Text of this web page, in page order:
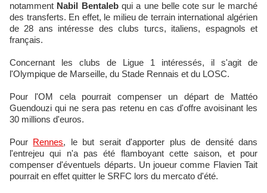
notamment Nabil Bentalebqui a une belle cote sur le marché
des transferts. En effet, le milieu de terrain international algérien
de 28 ans intéresse des clubs turcs, italiens, espagnols et
français.
Concernant les clubs de Ligue 1 intéressés, il s'agit de
l'Olympique de Marseille, du Stade Rennais et du LOSC.
Pour l'OM cela pourrait compenser un départ de Mattéo
Guendouzi qui ne sera pas retenu en cas d'offre avoisinant les
30 millions d'euros.
Pour Rennes, le but serait d'apporter plus de densité dans
l'entrejeu qui n'a pas été flamboyant cette saison, et pour
compenser d'éventuels départs. Un joueur comme Flavien Tait
pourrait en effet quitter le SRFC lors du mercato d'été.